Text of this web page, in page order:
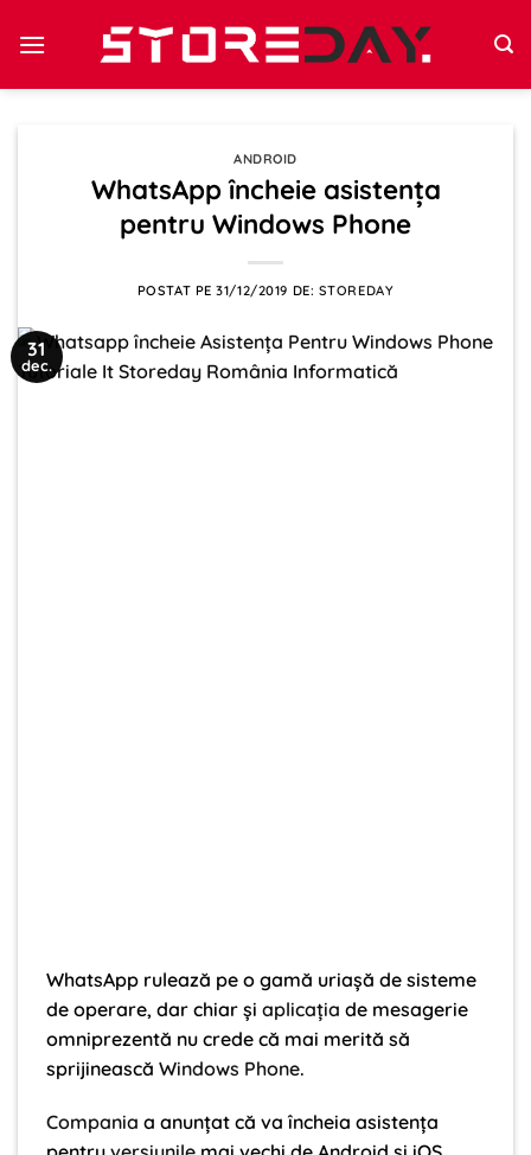
ANDROID
WhatsApp încheie asistența
pentru Windows Phone
POSTAT PE31/12/2019 DE: STOREDAY
31
dec.
WhatsApp rulează pe o gamă uriașă de sisteme
de operare, dar chiar și aplicația de mesagerie
omniprezentă nu crede că mai merită să
sprijinească Windows Phone.
Compania a anunțat că va încheia asistența